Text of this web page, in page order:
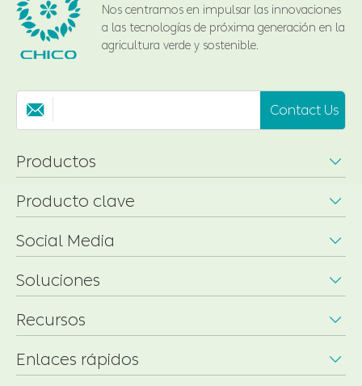
 Contact Us
Producto clave 
Social Media 
Soluciones 
Recursos 
Enlaces rápidos 
Cuenta oficial de Wechat